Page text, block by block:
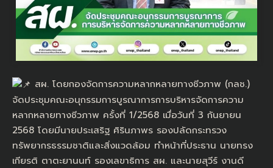
สผ. โดยกองจัดการความหลากหลายทางชีวภาพ (กลช.)
จัดประชุมคณะอนุกรรมการบูรณาการการบริหารจัดการความ
หลากหลายทางชีวภาพ ครั้งที่ 1/2568 เมื่อวันที่ 3 กันยายน
2568 โดยมีนายประเสริฐ ศิรินภาพร รองปลัดกระทรวง
ทรัพยากรธรรมชาติและสิ่งแวดล้อม ทำหน้าที่ประธาน นายทรง
เกียรติ ตาตะยานนท์ รองเลขาธิการ สผ. และนายสุวีร์ งานดี